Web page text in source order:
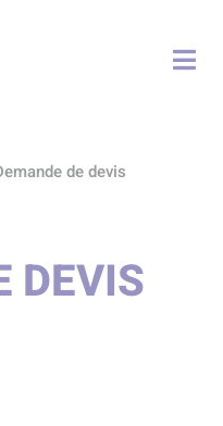
de devis
DEVIS